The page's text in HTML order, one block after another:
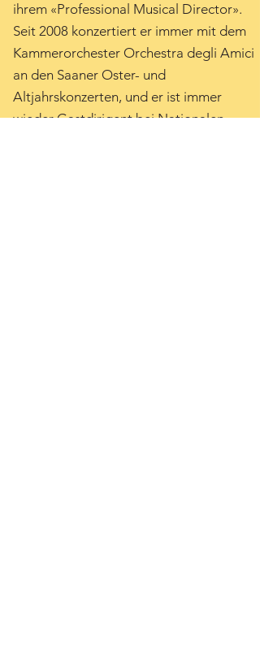
ihrem «Professional Musical Director».
Seit 2008 konzertiert er immer mit dem
Kammerorchester Orchestra degli Amici
an den Saaner Oster- und
Altjahrskonzerten, und er ist immer
wieder Gastdirigent bei Nationalen